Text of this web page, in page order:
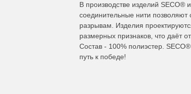
В производстве изделий SECO®
соединительные нити
разрывам. Изделия
размерных признаков, что даёт
Состав - 100% полиэстер.
путь к победе!